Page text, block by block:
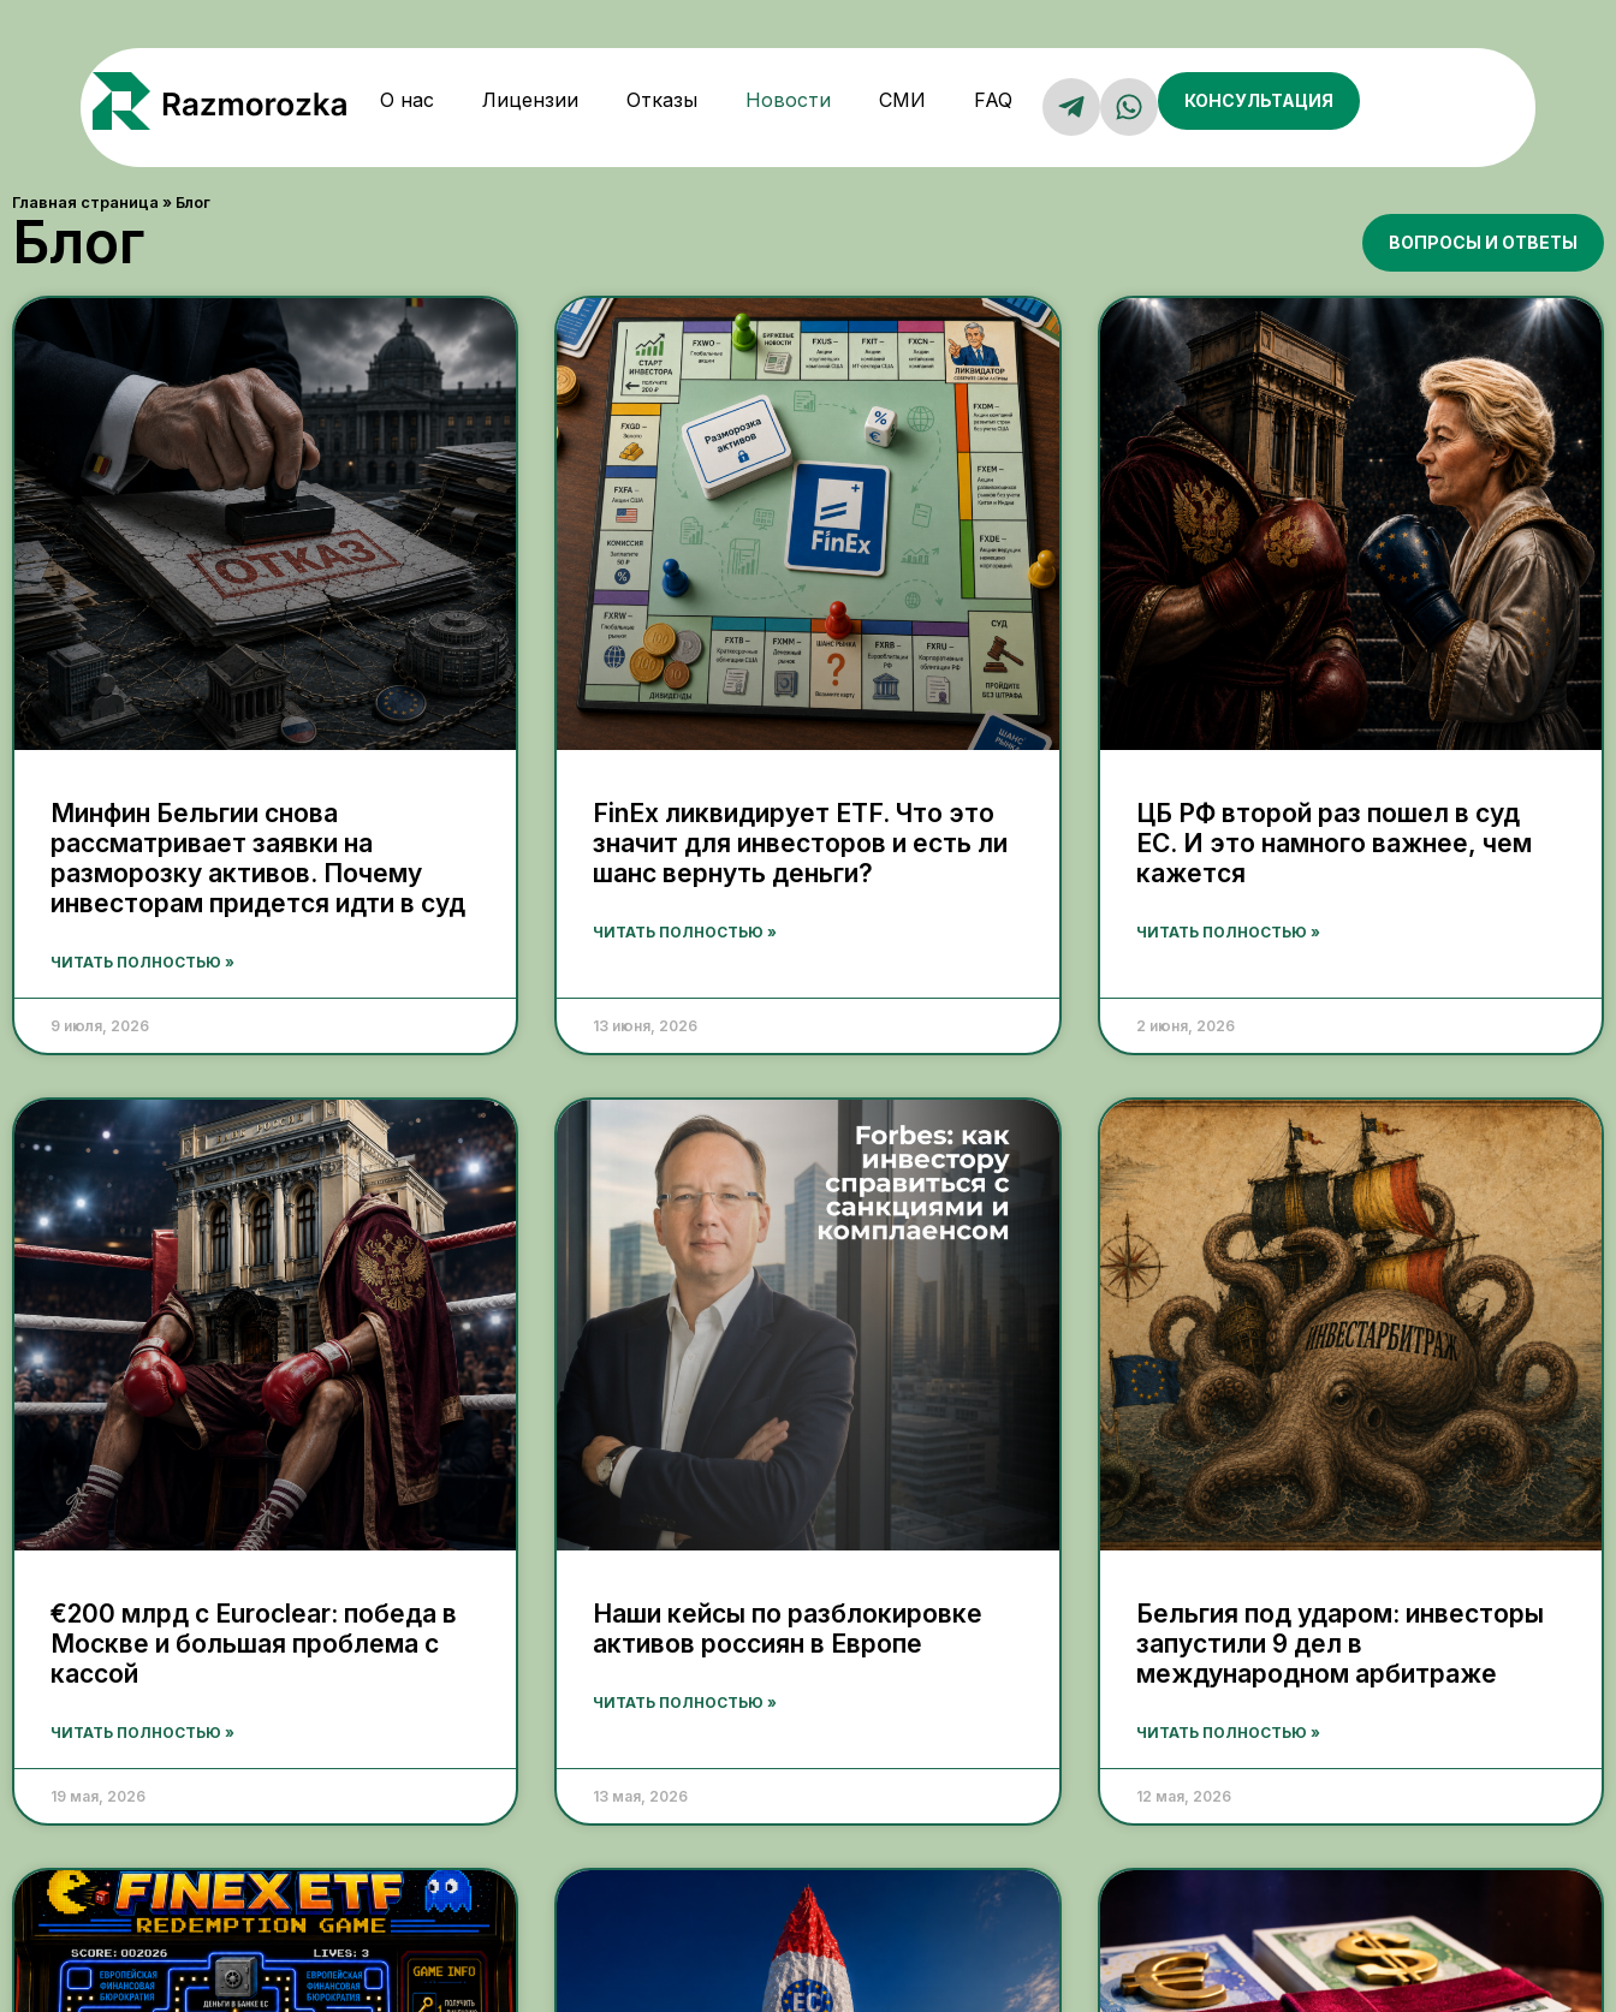
О нас Лицензии Отказы Новости СМИ FAQ КОНСУЛЬТАЦИЯ
Главная страница » Блог
Блог ВОПРОСЫ И ОТВЕТЫ
Минфин Бельгии снова
рассматривает заявки на
разморозку активов. Почему
инвесторам придется идти в суд
ЧИТАТЬ ПОЛНОСТЬЮ »
9 июля, 2026
FinEx ликвидирует ETF. Что это
значит для инвесторов и есть ли
шанс вернуть деньги?
ЧИТАТЬ ПОЛНОСТЬЮ »
13 июня, 2026
ЦБ РФ второй раз пошел в суд
ЕС. И это намного важнее, чем
кажется
ЧИТАТЬ ПОЛНОСТЬЮ »
2 июня, 2026
€200 млрд с Euroclear: победа в
Москве и большая проблема с
кассой
ЧИТАТЬ ПОЛНОСТЬЮ »
19 мая, 2026
Наши кейсы по разблокировке
активов россиян в Европе
ЧИТАТЬ ПОЛНОСТЬЮ »
13 мая, 2026
Бельгия под ударом: инвесторы
запустили 9 дел в
международном арбитраже
ЧИТАТЬ ПОЛНОСТЬЮ »
12 мая, 2026